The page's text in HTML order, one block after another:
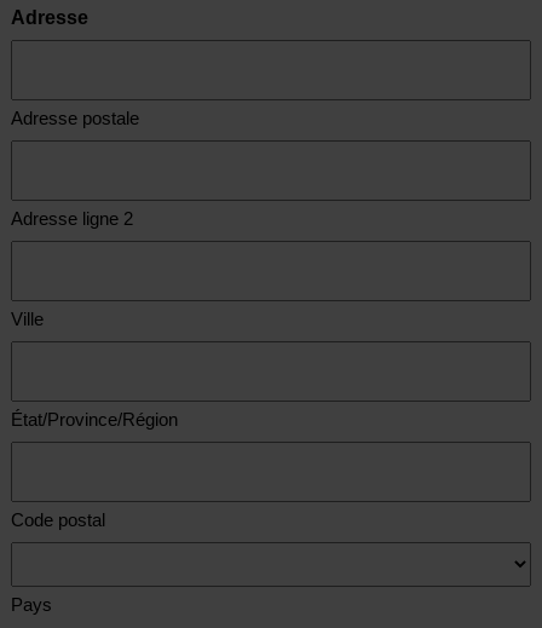
Adresse
Adresse postale
Adresse ligne 2
Ville
État/Province/Région
Code postal
Pays